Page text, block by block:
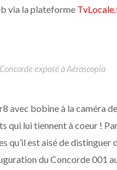
via la plateforme
exposé à Aéroscopia
avec bobine à la caméra
qui lui tiennent à coeur !
qu’il est aisé de distinguer
du Concorde 001